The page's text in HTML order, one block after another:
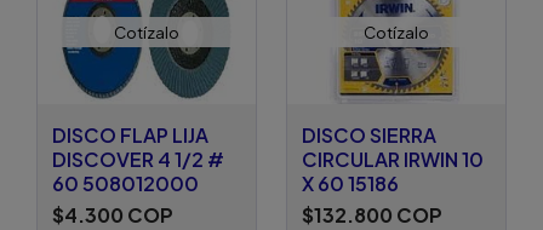
Cotízalo
DISCO FLAP LIJA
DISCOVER 4 1/2 #
60 508012000
$4.300 COP
Cotízalo
DISCO SIERRA
CIRCULAR IRWIN 10
X 60 15186
$132.800 COP